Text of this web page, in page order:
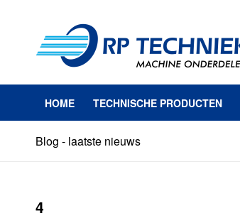
HOME TECHNISCHE PRODUCTEN
Blog - laatste nieuws
4